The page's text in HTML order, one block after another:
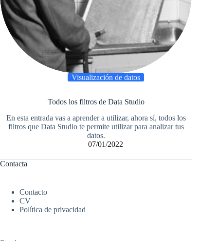
Visualización de datos
Todos los filtros de Data Studio
En esta entrada vas a aprender a utilizar, ahora sí, todos los
filtros que Data Studio te permite utilizar para analizar tus
datos.
07/01/2022
Contacta
Contacto
CV
Política de privacidad